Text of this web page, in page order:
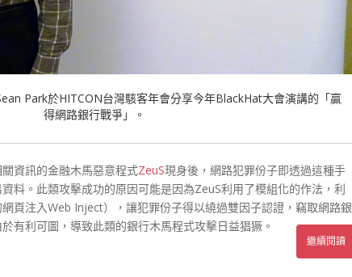
Park於HITCON台灣駭客年會分享今年BlackHat大會演講的「贏
得網路銀行戰爭」。
資訊的金融木馬惡意程式ZeuS現身後，網路犯罪份子即透過這種手
料。此類攻擊成功的原因可能是因為ZeuS利用了模組化的作法，利
頁注入Web Inject），讓犯罪份子得以繞過雙因子認證，竊取網路銀
有利可圖，導致此類的銀行木馬程式攻擊日益猖獗。
繼續閱讀